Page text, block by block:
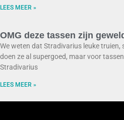
LEES MEER »
OMG deze tassen zijn
We weten dat Stradivarius leuke truien,
doen ze al supergoed, maar voor
Stradivarius
LEES MEER »